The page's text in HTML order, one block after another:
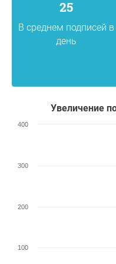
25
В среднем подписей в
день
Увеличение
100
200
300
400